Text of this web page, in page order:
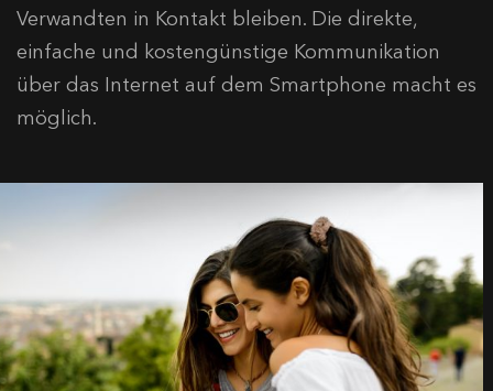
Verwandten in Kontakt bleiben. Die direkte,
einfache und kostengünstige Kommunikation
über das Internet auf dem Smartphone macht es
möglich.